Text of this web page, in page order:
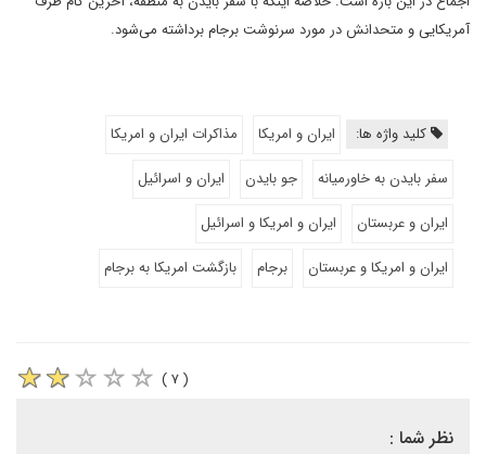
آمریکایی و متحدانش در مورد سرنوشت برجام برداشته می‌شود.
کلید واژه ها: ایران و امریکا
مذاکرات ایران و امریکا
سفر بایدن به خاورمیانه
جو بایدن
ایران و اسرائیل
ایران و عربستان
ایران و امریکا و اسرائیل
ایران و امریکا و عربستان
برجام بازگشت امریکا به برجام
( ۷ )
نظر شما :